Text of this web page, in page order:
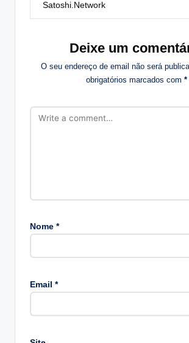
Satoshi.Network
Deixe um
O seu endereço de email não será
obrigatórios marcados com *
Nome *
Email *
e